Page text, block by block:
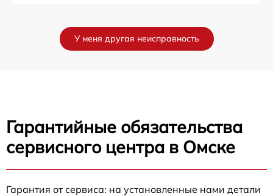
У меня другая неисправность
Гарантийные обязательства
сервисного центра в Омске
Гарантия от сервиса: на установленные нами детали